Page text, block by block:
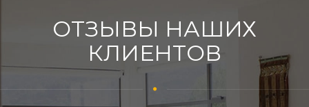
ОТЗЫВЫ НАШИХ
КЛИЕНТОВ